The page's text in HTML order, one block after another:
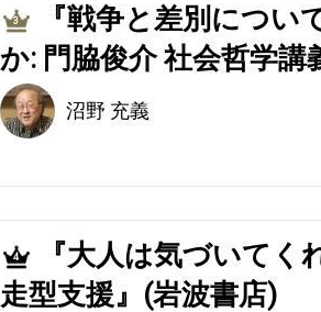
3
『戦争と差別につ
か: 門脇俊介 社会哲学講
沼野 充義
4
『大人は気づいてく
走型支援』(岩波書店)